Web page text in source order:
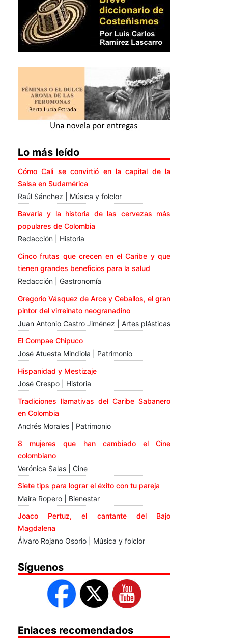
Lo más leído
Cómo Cali se convirtió en la capital de la
Salsa en Sudamérica
Raúl Sánchez | Música y folclor
Bavaria y la historia de las cervezas más
populares de Colombia
Redacción | Historia
Cinco frutas que crecen en el Caribe y que
tienen grandes beneficios para la salud
Redacción | Gastronomía
Gregorio Vásquez de Arce y Ceballos, el gran
pintor del virreinato neogranadino
Juan Antonio Castro Jiménez | Artes plásticas
El Compae Chipuco
José Atuesta Mindiola | Patrimonio
Hispanidad y Mestizaje
José Crespo | Historia
Tradiciones llamativas del Caribe Sabanero
en Colombia
Andrés Morales | Patrimonio
8 mujeres que han cambiado el Cine
colombiano
Verónica Salas | Cine
Siete tips para lograr el éxito con tu pareja
Maira Ropero | Bienestar
Joaco Pertuz, el cantante del Bajo
Magdalena
Álvaro Rojano Osorio | Música y folclor
Síguenos
Enlaces recomendados